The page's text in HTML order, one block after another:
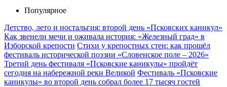
Популярное
Детство, лето и ностальгия: второй день «Псковских каникул»
Как звенели мечи и оживала история: «Железный град» в
Изборской крепости Стихи у крепостных стен: как прошёл
фестиваль исторической поэзии «Словенское поле – 2026»
Третий день фестиваля «Псковские каникулы» пройдёт
сегодня на набережной реки Великой Фестиваль «Псковские
каникулы» во второй день собрал более 17 тысяч гостей